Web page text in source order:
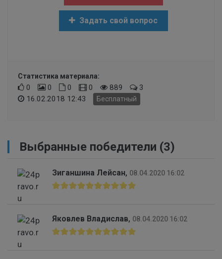
Задать свой вопрос
Статистика материала:
0 0 0 0 889
3
16.02.2018 12:43
Бесплатный
Выбранные победители (3)
Зиганшина Лейсан, 08.04.2020 16:02
Яковлев Владислав, 08.04.2020 16:02